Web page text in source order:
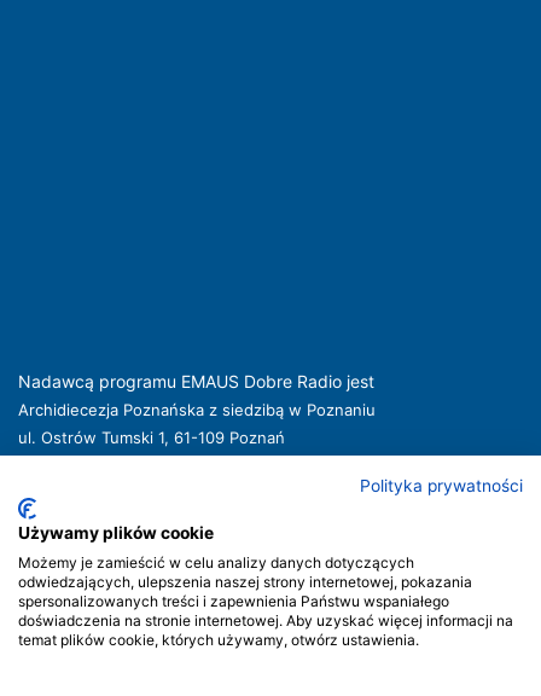
Nadawcą programu EMAUS Dobre Radio jest
Archidiecezja Poznańska z siedzibą w Poznaniu
ul. Ostrów Tumski 1, 61-109 Poznań
Nadawca oferuje usługi medialne obejmujące rozpowszechnianie programu
radiowego pod nazwą EMAUS Dobre Radio oraz prowadzenie portalu
internetową Nadawcy.
Nadawca podlega jurysdykcji polskiej. Organem właściwym w sprawach
radiofonii i telewizji jest Krajowa Rada Radiofonii i Telewizji.
Polityka prywatności
Używamy plików cookie
Możemy je zamieścić w celu analizy danych dotyczących
odwiedzających, ulepszenia naszej strony internetowej, pokazania
spersonalizowanych treści i zapewnienia Państwu wspaniałego
doświadczenia na stronie internetowej. Aby uzyskać więcej informacji na
temat plików cookie, których używamy, otwórz ustawienia.